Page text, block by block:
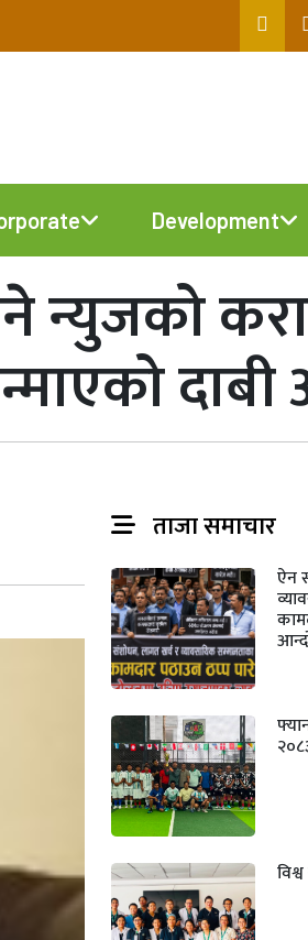
Development
न्युजको
ताजा समाचार
ऐन